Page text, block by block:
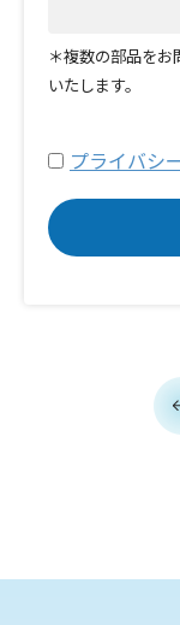
＊複数の部品を
いたします。
プライバシ